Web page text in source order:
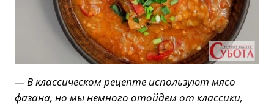
— В классическом рецепте используют мясо
фазана, но мы немного отойдем от классики,